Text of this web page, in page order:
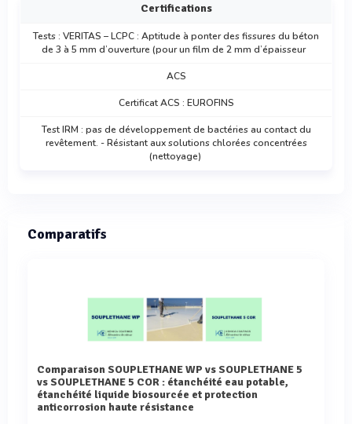
Certifications
Tests : VERITAS – LCPC : Aptitude à ponter des fissures du béton
de 3 à 5 mm d’ouverture (pour un film de 2 mm d’épaisseur
ACS
Certificat ACS : EUROFINS
Test IRM : pas de développement de bactéries au contact du
revêtement. - Résistant aux solutions chlorées concentrées
(nettoyage)
Comparatifs
Comparaison SOUPLETHANE WP vs SOUPLETHANE 5
vs SOUPLETHANE 5 COR : étanchéité eau potable,
étanchéité liquide biosourcée et protection
anticorrosion haute résistance